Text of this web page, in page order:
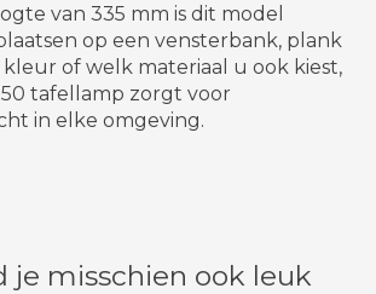
van 335 mm is dit model
op een vensterbank, plank
of welk materiaal u ook kiest,
tafellamp zorgt voor
in elke omgeving.
je misschien ook leuk